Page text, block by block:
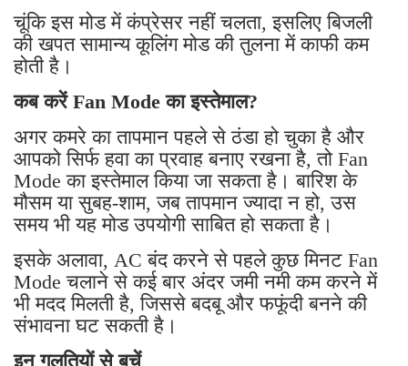
चूंकि इस मोड में कंप्रेसर नहीं चलता, इसलिए बिजली
की खपत सामान्य कूलिंग मोड की तुलना में काफी कम
होती है।
कब करें Fan Mode का इस्तेमाल?
अगर कमरे का तापमान पहले से ठंडा हो चुका है और
आपको सिर्फ हवा का प्रवाह बनाए रखना है, तो Fan
Mode का इस्तेमाल किया जा सकता है। बारिश के
मौसम या सुबह-शाम, जब तापमान ज्यादा न हो, उस
समय भी यह मोड उपयोगी साबित हो सकता है।
इसके अलावा, AC बंद करने से पहले कुछ मिनट Fan
Mode चलाने से कई बार अंदर जमी नमी कम करने में
भी मदद मिलती है, जिससे बदबू और फफूंदी बनने की
संभावना घट सकती है।
इन गलतियों से बचें